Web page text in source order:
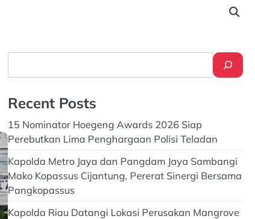
Recent Posts
15 Nominator Hoegeng Awards 2026 Siap
Perebutkan Lima Penghargaan Polisi Teladan
Kapolda Metro Jaya dan Pangdam Jaya Sambangi
Mako Kopassus Cijantung, Pererat Sinergi Bersama
Pangkopassus
Kapolda Riau Datangi Lokasi Perusakan Mangrove